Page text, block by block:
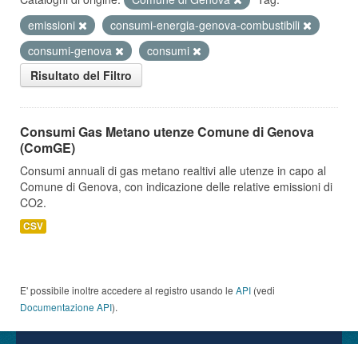
emissioni
consumi-energia-genova-combustibili
consumi-genova
consumi
Risultato del Filtro
Consumi Gas Metano utenze Comune di Genova
(ComGE)
Consumi annuali di gas metano realtivi alle utenze in capo al
Comune di Genova, con indicazione delle relative emissioni di
CO2.
CSV
E' possibile inoltre accedere al registro usando le API (vedi
Documentazione API).